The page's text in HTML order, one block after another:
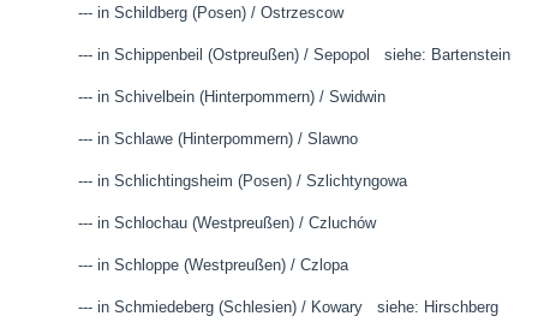
--- in Schildberg (Posen) / Ostrzescow
--- in Schippenbeil (Ostpreußen) / Sepopol siehe: Bartenstein
--- in Schivelbein (Hinterpommern) / Swidwin
--- in Schlawe (Hinterpommern) / Slawno
--- in Schlichtingsheim (Posen) / Szlichtyngowa
--- in Schlochau (Westpreußen) / Czluchów
--- in Schloppe (Westpreußen) / Czlopa
--- in Schmiedeberg (Schlesien) / Kowary siehe: Hirschberg